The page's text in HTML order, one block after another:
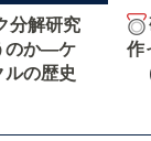
分解研究
のか―ケ
ルの歴史
作